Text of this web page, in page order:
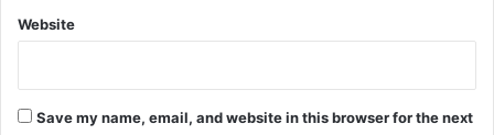
Website
Save my name, email, and website in this browser for the next